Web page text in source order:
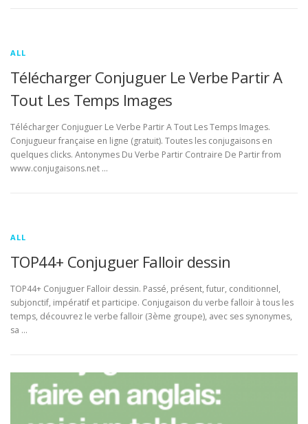
ALL
Télécharger Conjuguer Le Verbe Partir A
Tout Les Temps Images
Télécharger Conjuguer Le Verbe Partir A Tout Les Temps Images.
Conjugueur française en ligne (gratuit). Toutes les conjugaisons en
quelques clicks. Antonymes Du Verbe Partir Contraire De Partir from
www.conjugaisons.net …
ALL
TOP44+ Conjuguer Falloir dessin
TOP44+ Conjuguer Falloir dessin. Passé, présent, futur, conditionnel,
subjonctif, impératif et participe. Conjugaison du verbe falloir à tous les
temps, découvrez le verbe falloir (3ème groupe), avec ses synonymes,
sa …